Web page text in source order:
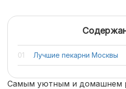
Лучшие пекарни Москвы
Самым уютным и домашнем